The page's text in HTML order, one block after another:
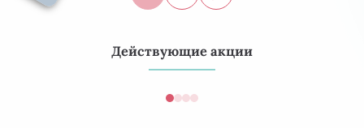
Действующие акции